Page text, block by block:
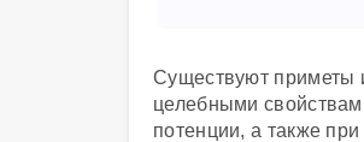
Существуют приметы
целебными
потенции, а также